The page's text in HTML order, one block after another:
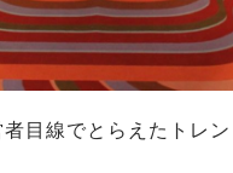
目線でとらえたトレン